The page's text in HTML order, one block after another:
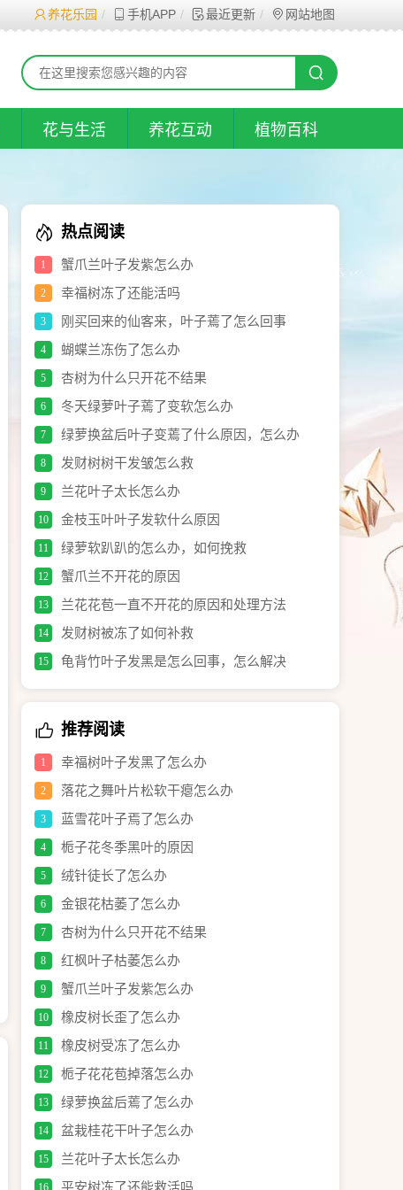
养花乐园 手机APP 最近更新 网站地图
花与生活 养花互动 植物百科
热点阅读
1 蟹爪兰叶子发紫怎么办
2 幸福树冻了还能活吗
3 刚买回来的仙客来，叶子蔫了怎么回事
4 蝴蝶兰冻伤了怎么办
5 杏树为什么只开花不结果
6 冬天绿萝叶子蔫了变软怎么办
7 绿萝换盆后叶子变蔫了什么原因，怎么办
8 发财树树干发皱怎么救
9 兰花叶子太长怎么办
10 金枝玉叶叶子发软什么原因
11 绿萝软趴趴的怎么办，如何挽救
12 蟹爪兰不开花的原因
13 兰花花苞一直不开花的原因和处理方法
14 发财树被冻了如何补救
15 龟背竹叶子发黑是怎么回事，怎么解决
推荐阅读
1 幸福树叶子发黑了怎么办
2 落花之舞叶片松软干瘪怎么办
3 蓝雪花叶子焉了怎么办
4 栀子花冬季黑叶的原因
5 绒针徒长了怎么办
6 金银花枯萎了怎么办
7 杏树为什么只开花不结果
8 红枫叶子枯萎怎么办
9 蟹爪兰叶子发紫怎么办
10 橡皮树长歪了怎么办
11 橡皮树受冻了怎么办
12 栀子花花苞掉落怎么办
13 绿萝换盆后蔫了怎么办
14 盆栽桂花干叶子怎么办
15 兰花叶子太长怎么办
16 平安树冻了还能救活吗